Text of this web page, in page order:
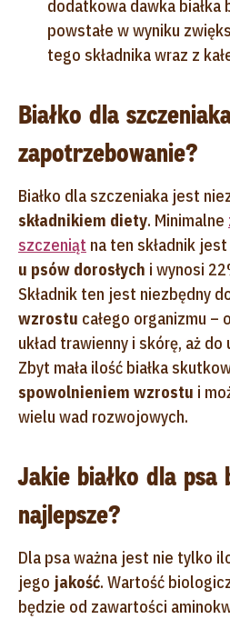
dodatkowa dawka białka
powstałe w wyniku
tego składnika wraz z
Białko dla
zapotrzebowanie?
Białko dla szczeniaka jest
składnikiem diety. Minimalne
szczeniąt na ten składnik
u psów dorosłych i wynosi
Składnik ten jest niezbędny
wzrostu całego organizmu –
układ trawienny i skórę, aż do
Zbyt mała ilość białka
spowolnieniem wzrostu i
wielu wad rozwojowych.
Jakie białko dla psa
najlepsze?
Dla psa ważna jest nie tylko
jego jakość. Wartość
będzie od zawartości